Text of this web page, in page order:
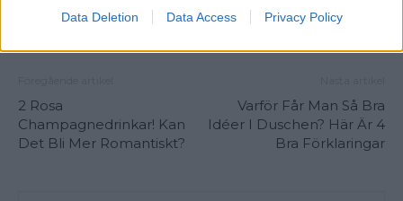
Data Deletion Data Access Privacy Policy
2 Rosa
Champagnedrinkar! Kan
Det Bli Mer Romantiskt?
Varför Får Man Så Bra
Idéer I Duschen? Här Är 4
Bra Förklaringar